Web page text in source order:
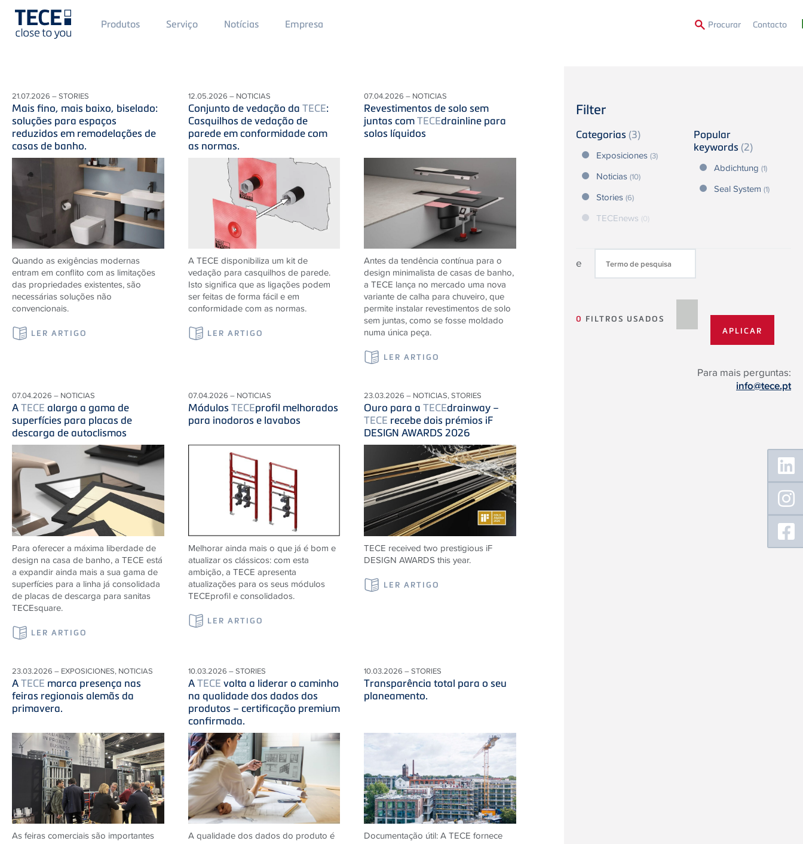
Main
Menü
Produtos Serviço Notícias Main
Menu
Empresa Procurar Contacto
Filter
Categorias (3)
Exposiciones (3)
Noticias (10)
Stories (6)
TECEnews (0)
Popular
keywords (2)
Abdichtung (1)
Seal System (1)
e
0 FILTROS USADOS
Para mais perguntas:
info@tece.pt
21.07.2026 – STORIES
Mais fino, mais baixo, biselado:
soluções para espaços
reduzidos em remodelações de
casas de banho.
Quando as exigências modernas
entram em conflito com as limitações
das propriedades existentes, são
necessárias soluções não
convencionais.
LER ARTIGO
12.05.2026 – NOTICIAS
Conjunto de vedação da TECE:
Casquilhos de vedação de
parede em conformidade com
as normas.
A TECE disponibiliza um kit de
vedação para casquilhos de parede.
Isto significa que as ligações podem
ser feitas de forma fácil e em
conformidade com as normas.
LER ARTIGO
07.04.2026 – NOTICIAS
Revestimentos de solo sem
juntas comTECEdrainline para
solos líquidos
Antes da tendência contínua para o
design minimalista de casas de banho,
a TECE lança no mercado uma nova
variante de calha para chuveiro, que
permite instalar revestimentos de solo
sem juntas, como se fosse moldado
numa única peça.
LER ARTIGO
07.04.2026 – NOTICIAS
ATECE alarga a gama de
superfícies para placas de
descarga de autoclismos
Para oferecer a máxima liberdade de
design na casa de banho, a TECE está
a expandir ainda mais a sua gama de
superfícies para a linha já consolidada
de placas de descarga para sanitas
TECEsquare.
LER ARTIGO
07.04.2026 – NOTICIAS
Módulos TECEprofil melhorados
para inodoros e lavabos
Melhorar ainda mais o que já é bom e
atualizar os clássicos: com esta
ambição, a TECE apresenta
atualizações para os seus módulos
TECEprofil e consolidados.
LER ARTIGO
23.03.2026 – NOTICIAS, STORIES
Ouro para aTECEdrainway –
TECE recebe dois prémios iF
DESIGN AWARDS 2026
TECE received two prestigious iF
DESIGN AWARDS this year.
LER ARTIGO
23.03.2026 – EXPOSICIONES, NOTICIAS
ATECE marca presença nas
feiras regionais alemãs da
primavera.
As feiras comerciais são importantes
10.03.2026 – STORIES
ATECE volta a liderar o caminho
na qualidade dos dados dos
produtos – certificação premium
confirmada.
A qualidade dos dados do produto é
10.03.2026 – STORIES
Transparência total para o seu
planeamento.
Documentação útil: ATECE fornece
Floating